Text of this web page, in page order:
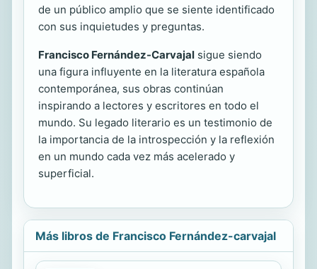
de un público amplio que se siente identificado
con sus inquietudes y preguntas.
Francisco Fernández-Carvajal sigue siendo
una figura influyente en la literatura española
contemporánea, sus obras continúan
inspirando a lectores y escritores en todo el
mundo. Su legado literario es un testimonio de
la importancia de la introspección y la reflexión
en un mundo cada vez más acelerado y
superficial.
Más libros de Francisco Fernández-carvajal